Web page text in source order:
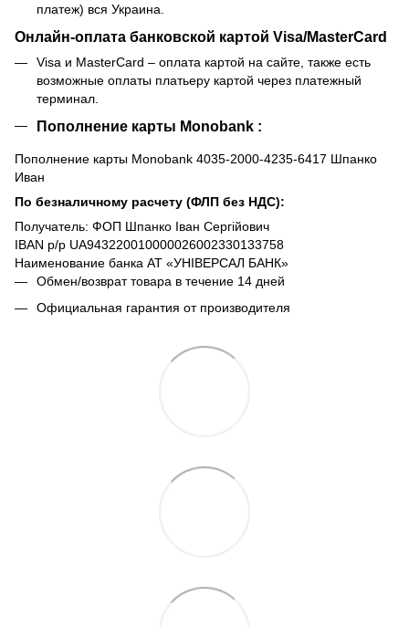
платеж) вся Украина.
Онлайн-оплата банковской картой Visa/MasterCard
Visa и MasterCard – оплата картой на сайте, также есть
возможные оплаты платьеру картой через платежный
терминал.
Пополнение карты Monobank :
Пополнение карты Monobank 4035-2000-4235-6417 Шпанко
Иван
По безналичному расчету (ФЛП без НДС):
Получатель: ФОП Шпанко Іван Сергійович
IBAN р/р UA943220010000026002330133758
Наименование банка АТ «УНІВЕРСАЛ БАНК»
Обмен/возврат товара в течение 14 дней
Официальная гарантия от производителя